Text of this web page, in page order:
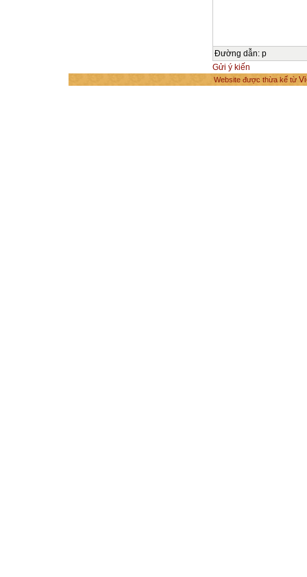
Đường dẫn: p
Gửi ý kiến
Website được thừa kế từ